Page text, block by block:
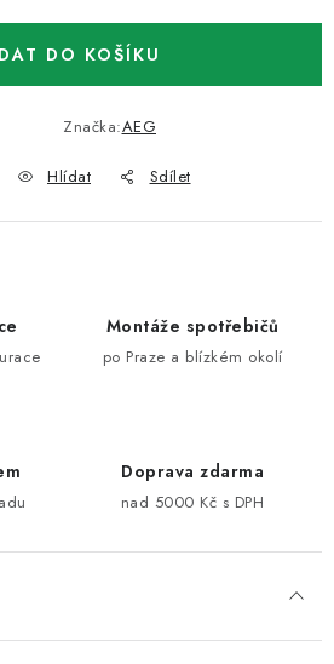
DO KOŠÍKU
Značka:AEG
Hlídat Sdílet
Montáže spotřebičů
po Praze a blízkém okolí
Doprava zdarma
nad 5000 Kč s DPH